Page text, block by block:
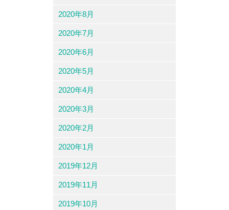
2020年8月
2020年7月
2020年6月
2020年5月
2020年4月
2020年3月
2020年2月
2020年1月
2019年12月
2019年11月
2019年10月